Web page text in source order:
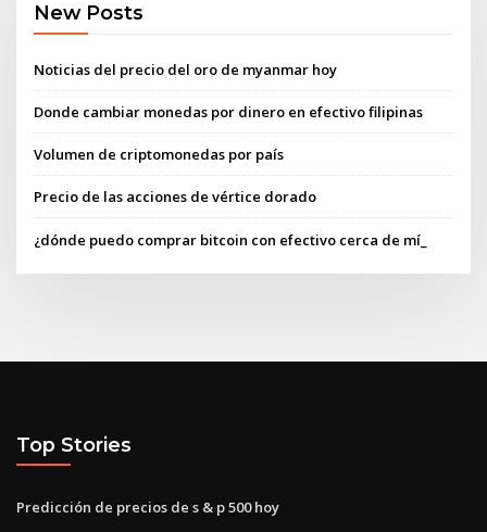
New Posts
Noticias del precio del oro de myanmar hoy
Donde cambiar monedas por dinero en efectivo filipinas
Volumen de criptomonedas por país
Precio de las acciones de vértice dorado
¿dónde puedo comprar bitcoin con efectivo cerca de mí_
Top Stories
Predicción de precios de s & p 500 hoy